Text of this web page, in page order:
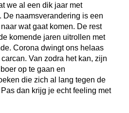
we al een dik jaar met
De naamsverandering is een
wat gaat komen. De rest
komende jaren uitrollen met
Corona dwingt ons helaas
Van zodra het kan, zijn
op te gaan en
die zich al lang tegen de
dan krijg je echt feeling met